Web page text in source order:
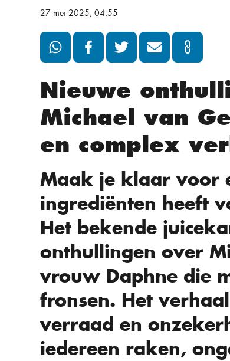
27 mei 2025, 04:55
Nieuwe
Michael van
en complex
Maak je klaar voor
ingrediënten heeft
Het bekende
onthullingen over
vrouw Daphne die
fronsen. Het
verraad en
iedereen raken,